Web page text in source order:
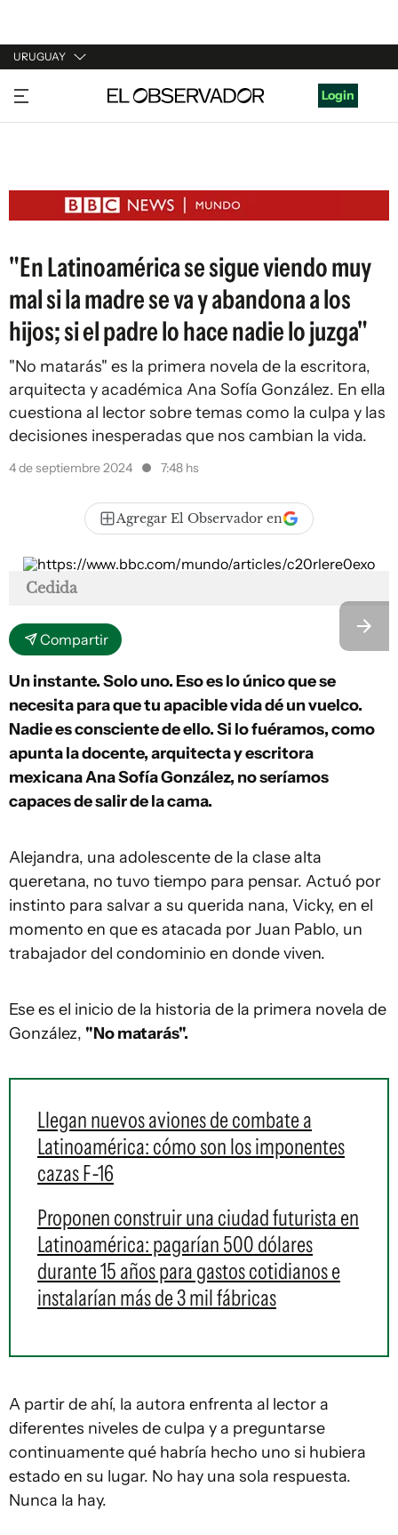
URUGUAY
URUGUAY
ARGENTINA
ESTADOS UNIDOS
Login
"En Latinoamérica se sigue viendo muy
mal si la madre se va y abandona a los
hijos; si el padre lo hace nadie lo juzga"
"No matarás" es la primera novela de la escritora,
arquitecta y académica Ana Sofía González. En ella
cuestiona al lector sobre temas como la culpa y las
decisiones inesperadas que nos cambian la vida.
4 de septiembre 2024 7:48 hs
Agregar El Observador en
Cedida
Compartir
Un instante. Solo uno. Eso es lo único que se
necesita para que tu apacible vida dé un vuelco.
Nadie es consciente de ello. Si lo fuéramos, como
apunta la docente, arquitecta y escritora
mexicana Ana Sofía González, no seríamos
capaces de salir de la cama.
Alejandra, una adolescente de la clase alta
queretana, no tuvo tiempo para pensar. Actuó por
instinto para salvar a su querida nana, Vicky, en el
momento en que es atacada por Juan Pablo, un
trabajador del condominio en donde viven.
Ese es el inicio de la historia de la primera novela de
González, "No matarás".
Llegan nuevos aviones de combate a
Latinoamérica: cómo son los imponentes
cazas F-16
Proponen construir una ciudad futurista en
Latinoamérica: pagarían 500 dólares
durante 15 años para gastos cotidianos e
instalarían más de 3 mil fábricas
A partir de ahí, la autora enfrenta al lector a
diferentes niveles de culpa y a preguntarse
continuamente qué habría hecho uno si hubiera
estado en su lugar. No hay una sola respuesta.
Nunca la hay.